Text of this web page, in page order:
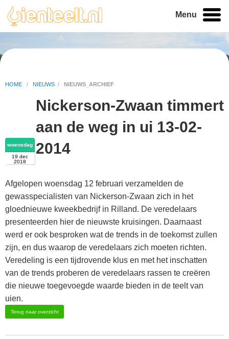
Menu
HOME / NIEUWS / NIEUWS_ARCHIEF
Nickerson-Zwaan timmert
aan de weg in ui 13-02-
2014
woensdag
19 dec
2018
Afgelopen woensdag 12 februari verzamelden de
gewasspecialisten van Nickerson-Zwaan zich in het
gloednieuwe kweekbedrijf in Rilland. De veredelaars
presenteerden hier de nieuwste kruisingen. Daarnaast
werd er ook besproken wat de trends in de toekomst zullen
zijn, en dus waarop de veredelaars zich moeten richten.
Veredeling is een tijdrovende klus en met het inschatten
van de trends proberen de veredelaars rassen te creëren
die nieuwe toegevoegde waarde bieden in de teelt van
uien.
Terug naar overzicht